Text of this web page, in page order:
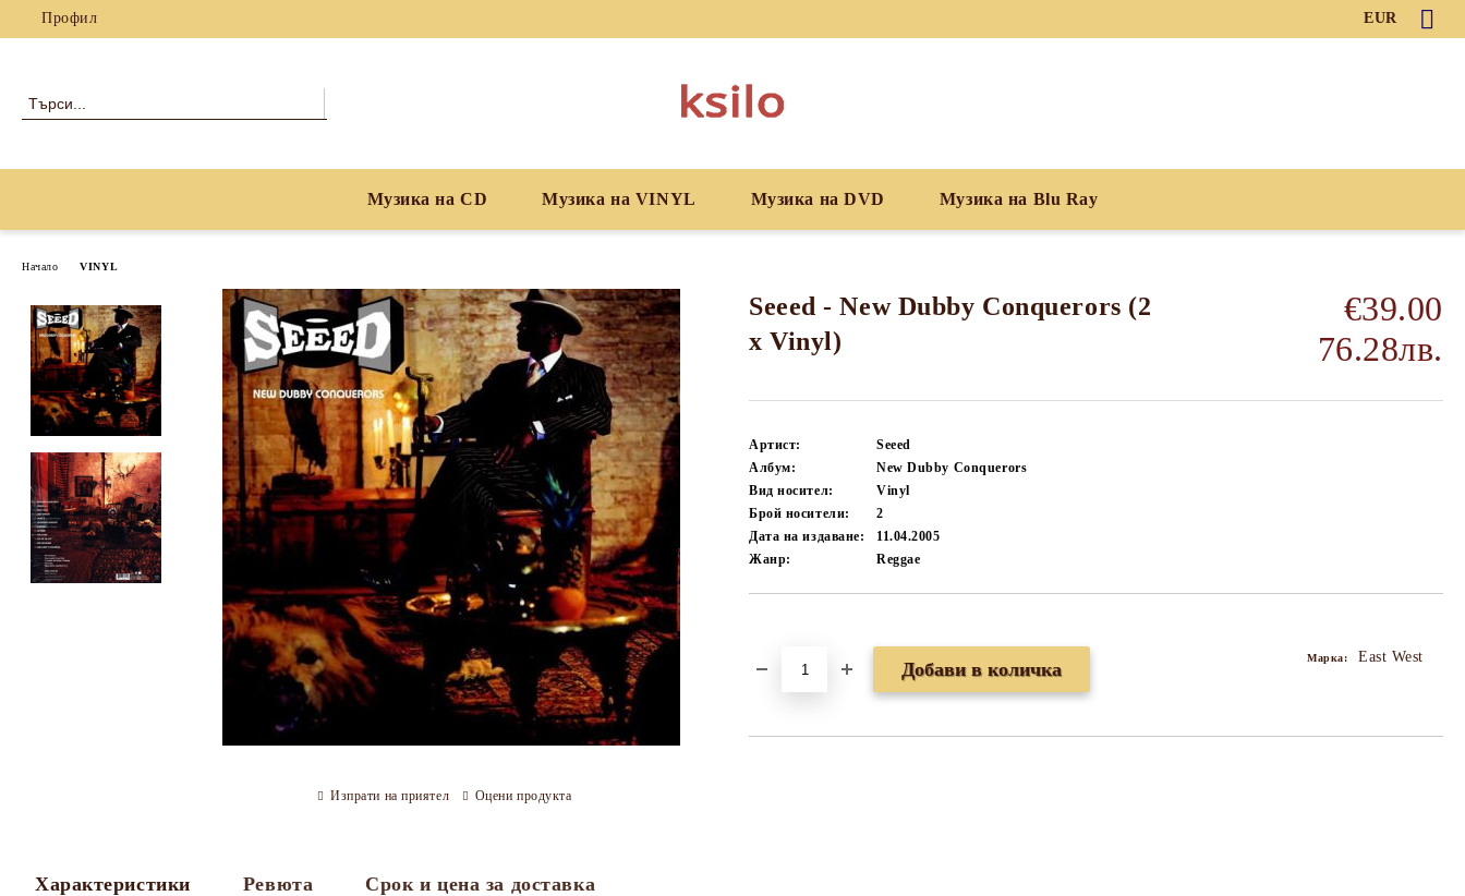
Профил EUR
Музика на CD Музика на VINYL Музика на DVD Музика на Blu Ray
Начало VINYL
Seeed - New Dubby Conquerors (2
x Vinyl)
€39.00
76.28лв.
Артист:
Seeed
Албум:
New Dubby Conquerors
Вид носител:
Vinyl
Брой носители:
2
Дата на издаване:
11.04.2005
Жанр:
Reggae
Марка: East West
Изпрати на приятел Оцени продукта
Характеристики Ревюта Срок и цена за доставка